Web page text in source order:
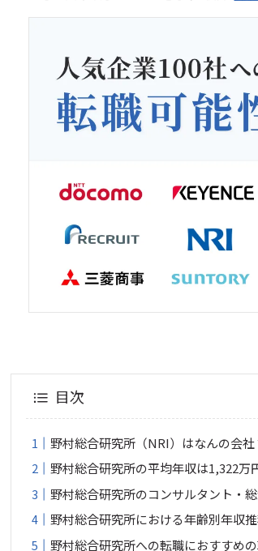
目次
野村総合研究所（NRI）はなんの会社
野村総合研究所の平均年収は1,322万
野村総合研究所のコンサルタント・
野村総合研究所における年齢別年収
野村総合研究所への転職におすすめ